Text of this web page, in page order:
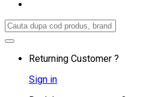
Search
for:
Returning Customer ?
Sign in